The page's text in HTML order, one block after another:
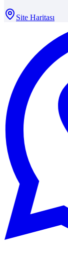
Site Haritası